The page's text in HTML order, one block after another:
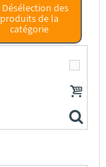
Désélection des
produits de la
catégorie